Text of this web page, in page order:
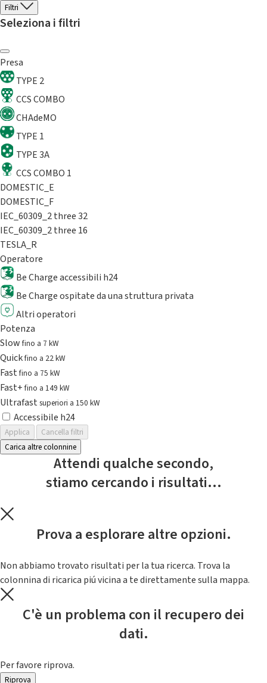
Filtri
Seleziona i filtri
Presa
TYPE 2
CCS COMBO
CHAdeMO
TYPE 1
TYPE 3A
CCS COMBO 1
DOMESTIC_E
DOMESTIC_F
IEC_60309_2 three 32
IEC_60309_2 three 16
TESLA_R
Operatore
Be Charge accessibili h24
Be Charge ospitate da una struttura privata
Altri operatori
Potenza
Slowfino a 7 kW
Quickfino a 22 kW
Fastfino a 75 kW
Fast+fino a 149 kW
Ultrafast superiori a 150 kW
Accessibile h24
Applica
Cancella filtri
Carica altre colonnine
Attendi qualche secondo,
stiamo cercando i risultati...
Prova a esplorare altre opzioni.
Non abbiamo trovato risultati per la tua ricerca. Trova la
colonnina di ricarica piú vicina a te direttamente sulla mappa.
C'è un problema con il recupero dei
dati.
Per favore riprova.
Riprova